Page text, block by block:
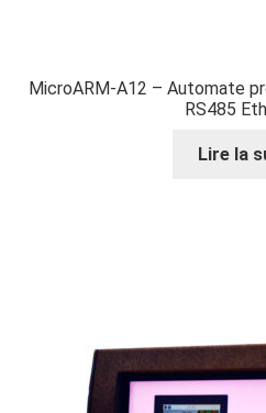
MicroARM-A12 – Automate
RS485
Lire la